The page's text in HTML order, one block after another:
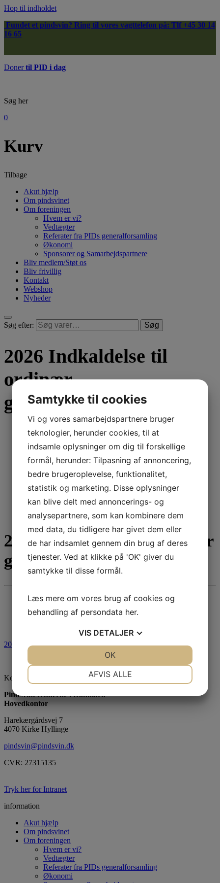
Hop til indholdet
Fundet et pindsvin? Ring til vores vagttelefon på: Tlf +45 30 14
16 65
Doner til PID i dag
Søg her
0
Kurv
Tilbage
Akut hjælp
Om pindsvinet
Om foreningen
Hvem er vi?
Vedtægter
Referater fra PIDs generalforsamling
Økonomi
Sponsorer og Samarbejdspartnere
Bliv medlem/Støt os
Bliv frivillig
Kontakt
Webshop
Nyheder
Søg efter: Søg
2026 Indkaldelse til
ordinær
generalforsamling
2026 Indkaldelse til ordinær
generalforsamling
2026 Indkaldelse til ordinær generalforsamling i PID
Kontaktinformation
Pindsvinevennerne i Danmark
Hovedkontor
Harekærgårdsvej 7
4070 Kirke Hyllinge
pindsvin@pindsvin.dk
CVR: 27315135
Tryk her for Intranet
information
Akut hjælp
Om pindsvinet
Om foreningen
Hvem er vi?
Vedtægter
Referater fra PIDs generalforsamling
Økonomi
Samtykke til cookies
Vi og vores samarbejdspartnere bruger
teknologier, herunder cookies, til at
indsamle oplysninger om dig til forskellige
formål, herunder: Tilpasning af annoncering,
bedre brugeroplevelse, funktionalitet,
statistik og marketing. Disse oplysninger
kan blive delt med annoncerings- og
analysepartnere, som kan kombinere dem
med data, du tidligere har givet dem eller
de har indsamlet gennem din brug af deres
tjenester. Ved at klikke på 'OK' giver du
samtykke til disse formål.
Læs mere om vores brug af cookies og
behandling af persondata her.
VIS DETALJER
AFVIS ALLE
OK